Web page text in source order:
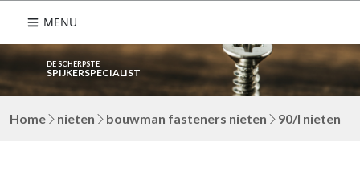
MENU
DE SCHERPSTE
SPIJKERSPECIALIST
Home nieten bouwman fasteners nieten 90/l nieten